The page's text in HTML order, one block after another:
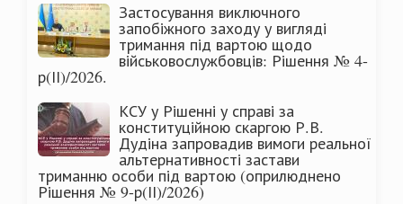
Застосування виключного
запобіжного заходу у вигляді
тримання під вартою щодо
військовослужбовців: Рішення № 4-
р(ІІ)/2026.
КСУ у Рішенні у справі за
конституційною скаргою Р.В.
Дудіна запровадив вимоги реальної
альтернативності застави
триманню особи під вартою (оприлюднено
Рішення № 9-р(ІІ)/2026)